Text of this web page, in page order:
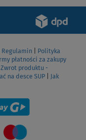
Regulamin
Polityka
płatności za zakupy
Zwrot produktu -
na desce SUP
Jak